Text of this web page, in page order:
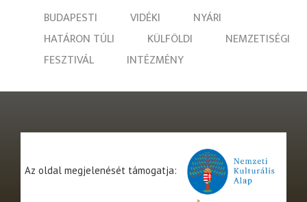
BUDAPESTI VIDÉKI
NYÁRI
HATÁRON TÚLI
KÜLFÖLDI
NEMZETISÉGI
FESZTIVÁL
INTÉZMÉNY
Az oldal megjelenését támogatja: